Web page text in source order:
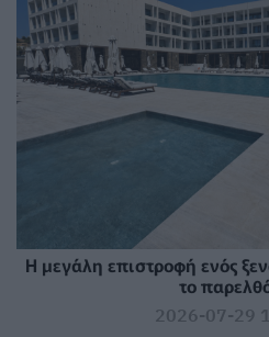
Η μεγάλη επιστροφή ενός
το
2026-07-29